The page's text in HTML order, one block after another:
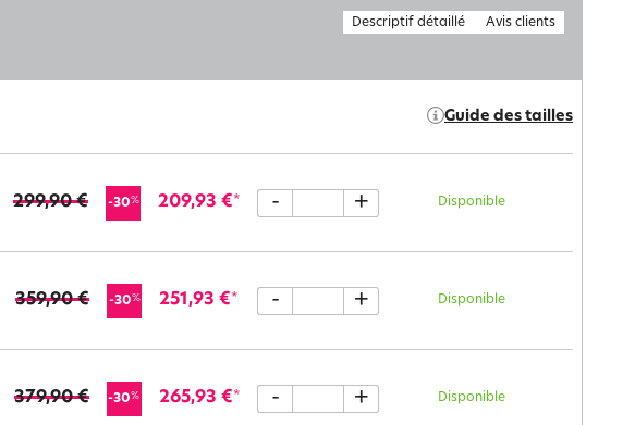
Descriptif détaillé Avis clients
Guide des tailles
299,90 € -30% 209,93 €* Disponible
- +
359,90 € -30% 251,93 €* Disponible
- +
379,90 € -30% 265,93 €* Disponible
- +